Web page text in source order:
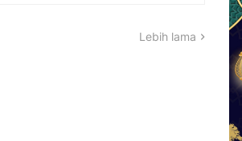
Lebih lama